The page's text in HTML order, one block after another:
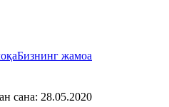
Бизнинг жамоа
сана: 28.05.2020